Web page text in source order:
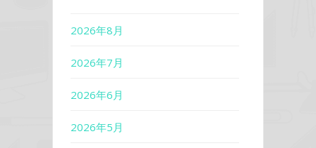
2026年8月
2026年7月
2026年6月
2026年5月